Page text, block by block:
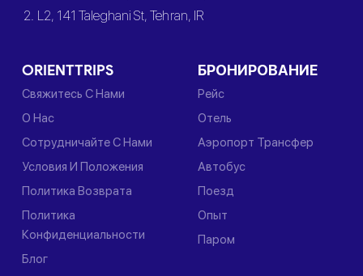
2. L2, 141 Taleghani St, Tehran, IR
ORIENTTRIPS
Свяжитесь С Нами
О Нас
Сотрудничайте С Нами
Условия И Положения
Политика Возврата
Политика
Конфиденциальности
Блог
БРОНИРОВАНИЕ
Рейс
Отель
Аэропорт Трансфер
Автобус
Поезд
Опыт
Паром